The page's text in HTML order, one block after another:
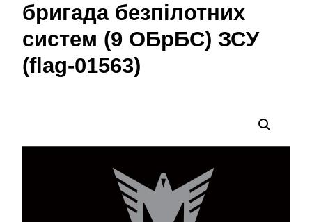
бригада безпілотних
систем (9 ОБрБС) ЗСУ
(flag-01563)